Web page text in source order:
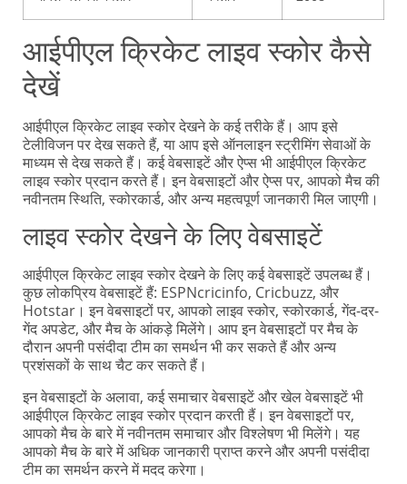
आईपीएल क्रिकेट लाइव स्कोर कैसे
देखें
आईपीएल क्रिकेट लाइव स्कोर देखने के कई तरीके हैं। आप इसे
टेलीविजन पर देख सकते हैं, या आप इसे ऑनलाइन स्ट्रीमिंग सेवाओं के
माध्यम से देख सकते हैं। कई वेबसाइटें और ऐप्स भी आईपीएल क्रिकेट
लाइव स्कोर प्रदान करते हैं। इन वेबसाइटों और ऐप्स पर, आपको मैच की
नवीनतम स्थिति, स्कोरकार्ड, और अन्य महत्वपूर्ण जानकारी मिल जाएगी।
लाइव स्कोर देखने के लिए वेबसाइटें
आईपीएल क्रिकेट लाइव स्कोर देखने के लिए कई वेबसाइटें उपलब्ध हैं।
कुछ लोकप्रिय वेबसाइटें हैं: ESPNcricinfo, Cricbuzz, और
Hotstar। इन वेबसाइटों पर, आपको लाइव स्कोर, स्कोरकार्ड, गेंद-दर-
गेंद अपडेट, और मैच के आंकड़े मिलेंगे। आप इन वेबसाइटों पर मैच के
दौरान अपनी पसंदीदा टीम का समर्थन भी कर सकते हैं और अन्य
प्रशंसकों के साथ चैट कर सकते हैं।
इन वेबसाइटों के अलावा, कई समाचार वेबसाइटें और खेल वेबसाइटें भी
आईपीएल क्रिकेट लाइव स्कोर प्रदान करती हैं। इन वेबसाइटों पर,
आपको मैच के बारे में नवीनतम समाचार और विश्लेषण भी मिलेंगे। यह
आपको मैच के बारे में अधिक जानकारी प्राप्त करने और अपनी पसंदीदा
टीम का समर्थन करने में मदद करेगा।